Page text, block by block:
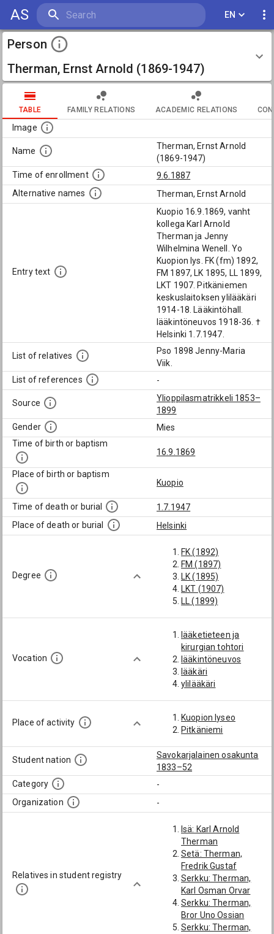
AS EN
Person
Therman, Ernst Arnold (1869-1947)
TABLE FAMILY RELATIONS ACADEMIC RELATIONS
Image
Name
Therman, Ernst Arnold
(1869-1947)
Time of enrollment
9.6.1887
Alternative names
Therman, Ernst Arnold
Entry text
Kuopio 16.9.1869, vanht
kollega Karl Arnold
Therman ja Jenny
Wilhelmina Wenell. Yo
Kuopion lys. FK (fm) 1892,
FM 1897, LK 1895, LL 1899,
LKT 1907. Pitkäniemen
keskuslaitoksen ylilääkäri
1914-18. Lääkintöhall.
lääkintöneuvos 1918-36. †
Helsinki 1.7.1947.
List of relatives
Pso 1898 Jenny-Maria
Viik.
List of references
-
Source
Ylioppilasmatrikkeli 1853–
1899
Gender
Mies
Time of birth or baptism
16.9.1869
Place of birth or baptism
Kuopio
Time of death or burial
1.7.1947
Place of death or burial
Helsinki
Degree
FK (1892)
FM (1897)
LK (1895)
LKT (1907)
LL (1899)
Vocation
lääketieteen ja
kirurgian tohtori
lääkintöneuvos
lääkäri
ylilääkäri
Place of activity
Kuopion lyseo
Pitkäniemi
Student nation
Savokarjalainen osakunta
1833–52
Category
-
Organization
-
Relatives in student registry
Isä: Karl Arnold
Therman
Setä: Therman,
Fredrik Gustaf
Serkku: Therman,
Karl Osman Orvar
Serkku: Therman,
Bror Uno Ossian
Serkku: Therman,